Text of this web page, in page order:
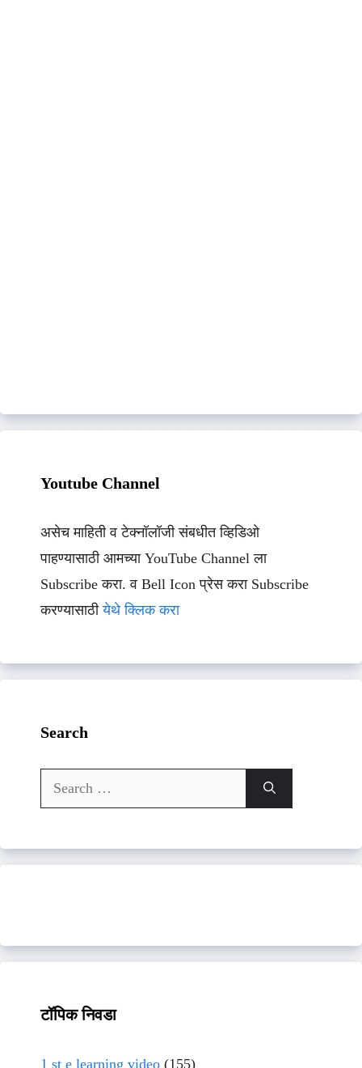
Youtube Channel
असेच माहिती व टेक्नॉलॉजी संबधीत व्हिडिओ
पाहण्यासाठी आमच्या YouTube Channel ला
Subscribe करा. व Bell Icon प्रेस करा Subscribe
करण्यासाठीयेथे क्लिक करा
Search
Search
for:
टॉपिक निवडा
1 st e learning video (155)